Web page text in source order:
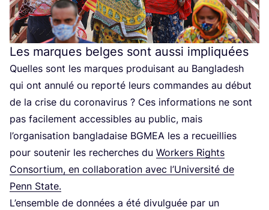
Les marques belges sont aussi impliquées
Quelles sont les marques pro­dui­sant au Ban­gla­desh
qui ont annu­lé ou repor­té leurs com­mandes au début
de la crise du coro­na­vi­rus ? Ces infor­ma­tions ne sont
pas faci­le­ment acces­sibles au public, mais
l’organisation ban­gla­daise BGMEA les a recueillies
pour sou­te­nir les recherches du Wor­kers Rights
Consor­tium, en col­la­bo­ra­tion avec l’U­ni­ver­si­té de
Penn State.
L’ensemble de don­nées a été divul­guée par un